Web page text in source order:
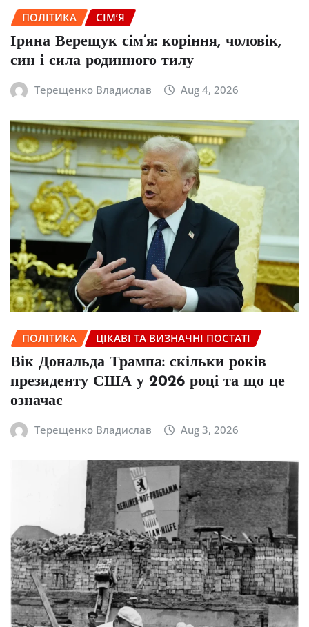
ПОЛІТИКА СІМ’Я
Ірина Верещук сім’я: коріння, чоловік,
син і сила родинного тилу
Терещенко Владислав Aug 4, 2026
ПОЛІТИКА ЦІКАВІ ТА ВИЗНАЧНІ ПОСТАТІ
Вік Дональда Трампа: скільки років
президенту США у 2026 році та що це
означає
Терещенко Владислав Aug 3, 2026